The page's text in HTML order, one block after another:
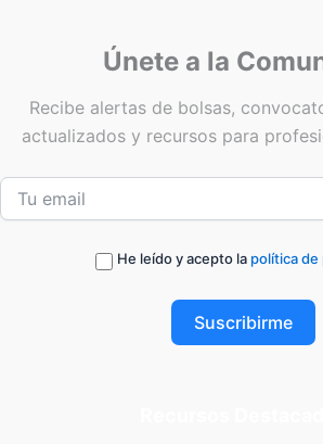
Únete a la
Recibe alertas de bolsas,
actualizados y recursos para
He leído y acepto la política de
Suscribirme